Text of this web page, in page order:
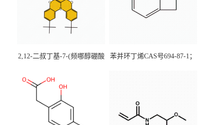
2,12-二叔丁基-7-(频哪醇硼酸
[3,2,1-de]蒽CAS号2648896-
装，实验室现货直发
苯并环丁烯CAS号694-87-1；